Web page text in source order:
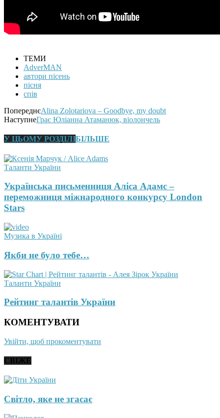
ТЕМИ
AdverMAN
автори пісень
пісня
спів
ПопереднєAlina Zolotariova – Goodbye, my doubt
НаступнеГрає Юліанна Атаманюк, віолончель
У ЦЬОМУ РОЗДІЛІБІЛЬШЕ
Таланти України
Українська письменниця Аліса Адамс –
переможниця міжнародного конкурсу London
Stars
Музика в Україні
Якби не було тебе…
Таланти України
Рейтинг талантів України
КОМЕНТУВАТИ
Увійти, щоб прокоментувати
СВІЖЕ
Світло, яке не згасає